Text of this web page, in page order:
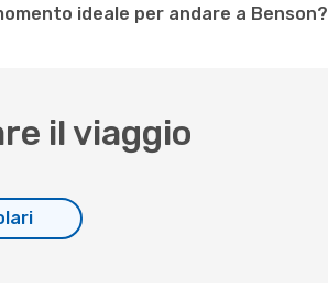
ideale per andare a Benson?
il viaggio